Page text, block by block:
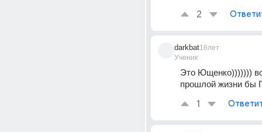
2
darkbat
Ученик
16лет
Это Ющенко)))))))
прошлой жизни бы
1